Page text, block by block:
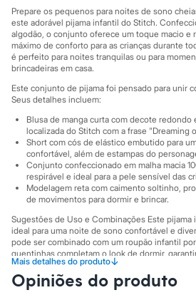
Tênis
Marcas
City
Clock House
Mindset
Sawary
Yessica
Moda esportiva
Blusas
Calçados
Leggings
Shorts e Bermudas
Tops
Moda íntima
Calcinhas
Cintas e Modeladores
Meias
Pijamas
Sutiãs e Tops
Moda praia
Biquínis
Maiôs
Prepare os pequenos para noites de sono
este adorável pijama infantil do Stitch.
algodão, o conjunto oferece um toque macio e
máximo de conforto para as crianças durante
é perfeito para noites tranquilas ou para
brincadeiras em casa.
Este conjunto de pijama foi pensado para unir
Seus detalhes incluem:
Blusa de manga curta com decote redondo
localizada do Stitch com a frase "Dreaming
Short com cós de elástico embutido para
confortável, além de estampas do
Conjunto confeccionado em malha macia
respirável e ideal para a pele sensível das
Modelagem reta com caimento soltinho,
de movimentos para dormir e brincar.
Sugestões de Uso e Combinações Este
ideal para uma noite de sono confortável e
pode ser combinado com um roupão infantil
quentinhas completam o look de dormir,
fiquem aconchegantes e prontos para sonhar
personagem mais querido da Disney.
Mais detalhes do produto↓
Opiniões do produto